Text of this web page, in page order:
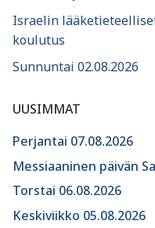
Israelin
koulutus
Sunnuntai 02.08.2026
UUSIMMAT
Perjantai 07.08.2026
Messiaaninen päivän
Torstai 06.08.2026
Keskiviikko 05.08.2026